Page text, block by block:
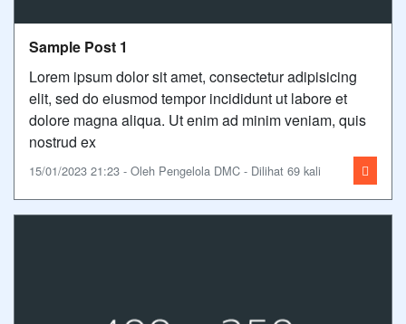
Sample Post 1
Lorem ipsum dolor sit amet, consectetur adipisicing
elit, sed do eiusmod tempor incididunt ut labore et
dolore magna aliqua. Ut enim ad minim veniam, quis
nostrud ex
15/01/2023 21:23 - Oleh Pengelola DMC - Dilihat 69 kali